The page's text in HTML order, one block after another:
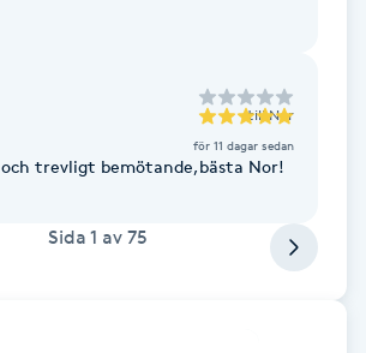
Kan inte rekommendera henne
till Nor
för 11 dagar sedan
trevligt bemötande,bästa Nor!
Sida 1 av 75